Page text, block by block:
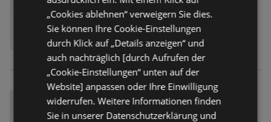
„Cookies ablehnen“ verweigern Sie dies.
Sie können Ihre Cookie-Einstellungen
durch Klick auf „Details anzeigen“ und
auch nachträglich [durch Aufrufen der
„Cookie-Einstellungen“ unten auf der
Website] anpassen oder Ihre Einwilligung
widerrufen. Weitere Informationen finden
Sie in unserer Datenschutzerklärung und